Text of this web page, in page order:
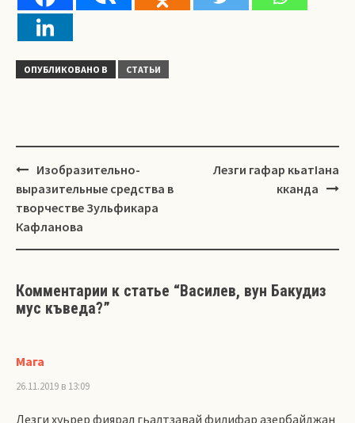
ОПУБЛИКОВАНО В СТАТЬИ
Навигация
Изобразительно-
выразительные средства в
творчестве Зульфикара
Кафланова
Лезги гафар кьатIана
кканда
Комментарии к статье “Василев, вун Бакудиз
мус къведа?”
Мага
26.11.2019 в 13:09
Лезги хуьрер фиярал гьалтзавай филифар азербайджан